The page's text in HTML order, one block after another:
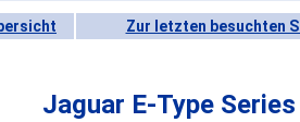
Zur letzten besuchten
Jaguar E-Type